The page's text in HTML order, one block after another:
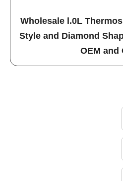
Wholesale l.0L
Style and Diamond
OEM and